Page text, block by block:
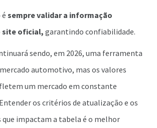
sempre validar a informação
site oficial, garantindo confiabilidade.
sendo, em 2026, uma ferramenta
automotivo, mas os valores
um mercado em constante
os critérios de atualização e os
impactam a tabela é o melhor